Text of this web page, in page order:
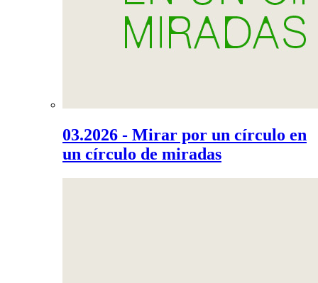
03.2026 - Mirar por un círculo en
un círculo de miradas